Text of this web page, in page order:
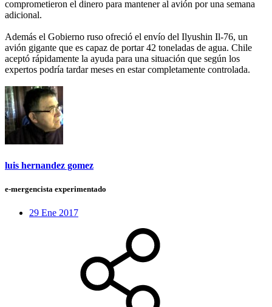
comprometieron el dinero para mantener al avión por una semana
adicional.
Además el Gobierno ruso ofreció el envío del Ilyushin Il-76, un
avión gigante que es capaz de portar 42 toneladas de agua. Chile
aceptó rápidamente la ayuda para una situación que según los
expertos podría tardar meses en estar completamente controlada.
luis hernandez gomez
e-mergencista experimentado
29 Ene 2017